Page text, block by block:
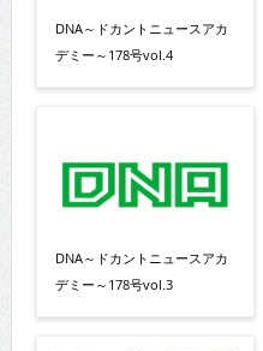
DNA～ドカントニュースアカ
デミー～178号vol.4
DNA～ドカントニュースアカ
デミー～178号vol.3